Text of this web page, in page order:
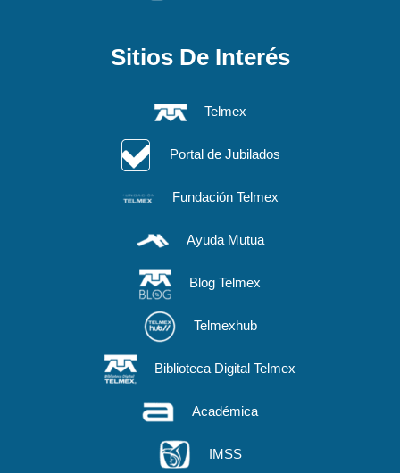
Sitios De Interés
Telmex
Portal de Jubilados
Fundación Telmex
Ayuda Mutua
Blog Telmex
Telmexhub
Biblioteca Digital Telmex
Académica
IMSS